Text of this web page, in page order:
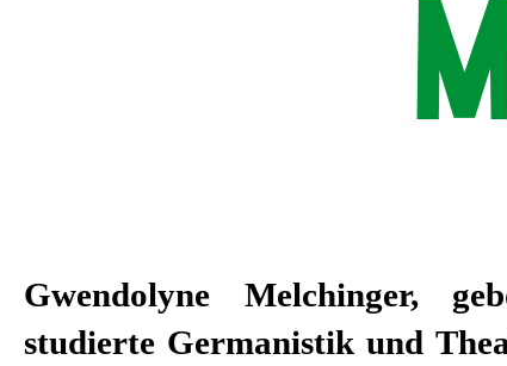
Gwendolyne Melchinger,
studierte Germanistik und
sie Dramaturgin am
Expertin für den